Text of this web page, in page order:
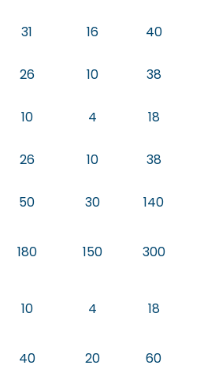
31 16 40
26 10 38
10 4 18
26 10 38
50 30 140
180 150 300
10 4 18
40 20 60